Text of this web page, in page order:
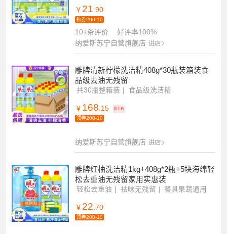
￥ 21 .90
领券200-10
10+条评价
好评率100%
纳爱斯苏宁自营旗舰店 进店
雕牌清新柠檬洗洁精408g*30瓶装箱装食
品级去油无残留
共30瓶整箱装
食品级洗洁精
￥ 168.15 到手价
领券200-10
纳爱斯苏宁自营旗舰店 进店
雕牌红柚洗洁精1kg+408g*2瓶+5块海绵轻
松去重油无残留家用实惠装
轻松去重油 祛味无残留 餐具果蔬通用
￥ 22 .70
领券200-10